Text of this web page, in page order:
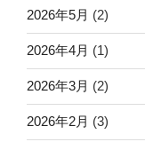
2026年5月 (2)
2026年4月 (1)
2026年3月 (2)
2026年2月 (3)